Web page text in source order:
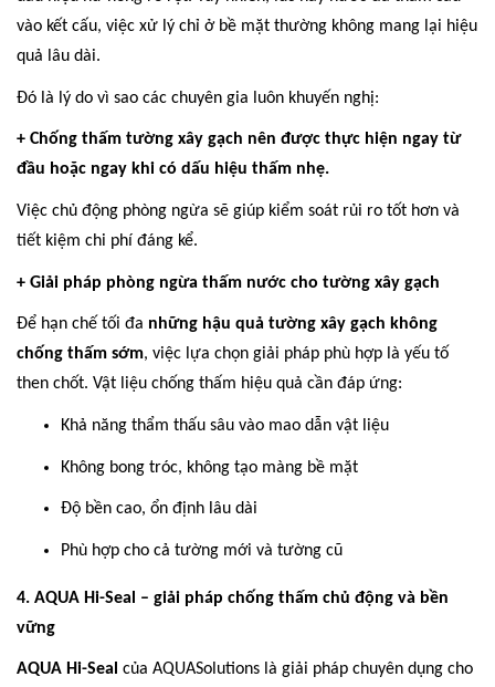
vào kết cấu, việc xử lý chỉ ở bề mặt thường không mang lại hiệu
quả lâu dài.
Đó là lý do vì sao các chuyên gia luôn khuyến nghị:
+ Chống thấm tường xây gạch nên được thực hiện ngay từ
đầu hoặc ngay khi có dấu hiệu thấm nhẹ.
Việc chủ động phòng ngừa sẽ giúp kiểm soát rủi ro tốt hơn và
tiết kiệm chi phí đáng kể.
+ Giải pháp phòng ngừa thấm nước cho tường xây gạch
Để hạn chế tối đa những hậu quả tường xây gạch không
chống thấm sớm, việc lựa chọn giải pháp phù hợp là yếu tố
then chốt. Vật liệu chống thấm hiệu quả cần đáp ứng:
Khả năng thẩm thấu sâu vào mao dẫn vật liệu
Không bong tróc, không tạo màng bề mặt
Độ bền cao, ổn định lâu dài
Phù hợp cho cả tường mới và tường cũ
4. AQUA Hi-Seal – giải pháp chống thấm chủ động và bền
vững
AQUA Hi-Seal của AQUASolutions là giải pháp chuyên dụng cho